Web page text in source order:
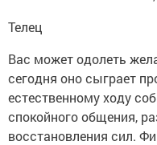
Телец
Вас может одолеть
сегодня оно сыграет
естественному ходу
спокойного общения,
восстановления сил.